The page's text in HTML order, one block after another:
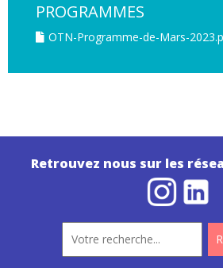
PROGRAMMES
OTN-Programme-de-Mars-
Retrouvez nous sur les